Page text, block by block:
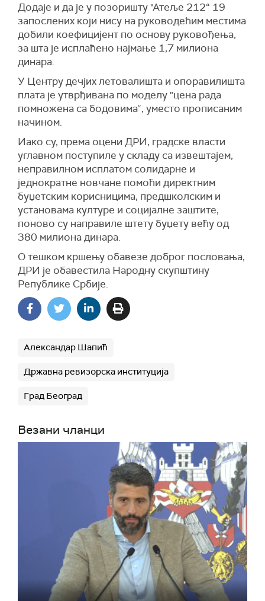
Додаје и да је у позоришту "Атеље 212“ 19
запослених који нису на руководећим местима
добили коефицијент по основу руковођења,
за шта је исплаћено најмање 1,7 милиона
динара.
У Центру дечјих летовалишта и опоравилишта
плата је утврђивана по моделу "цена рада
помножена са бодовима“, уместо прописаним
начином.
Иако су, према оцени ДРИ, градске власти
углавном поступиле у складу са извештајем,
неправилном исплатом солидарне и
једнократне новчане помоћи директним
буџетским корисницима, предшколским и
установама културе и социјалне заштите,
поново су направиле штету буџету већу од
380 милиона динара.
О тешком кршењу обавезе доброг пословања,
ДРИ је обавестила Народну скупштину
Републике Србије.
Александар Шапић
Државна ревизорска институција
Град Београд
Везани чланци